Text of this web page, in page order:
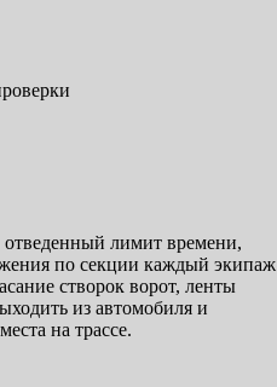
отведенный лимит времени,
по секции каждый экипаж
створок ворот, ленты
из автомобиля и
на трассе.